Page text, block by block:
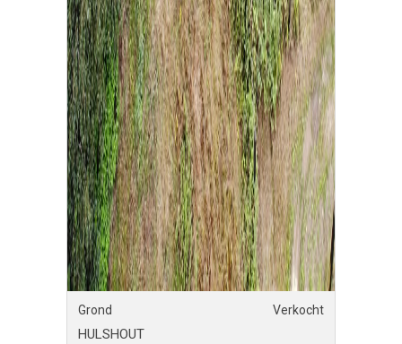
Grond Verkocht
HULSHOUT